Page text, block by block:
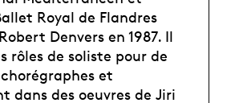
Royal de Flandres
Denvers en 1987. Il
rôles de soliste pour de
et
dans des oeuvres de Jiri